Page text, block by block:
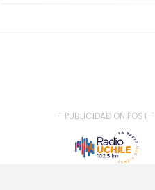
- PUBLICIDAD ON POST -